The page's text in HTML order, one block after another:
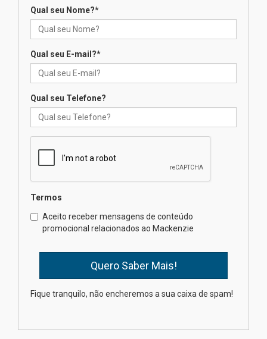
das novas tecnologias em
calouros do segundo semestre
04.08.2026
Brasília prepara seus
estudantes para o PAS antes
mesmo do Ensino Médio
na educação dos filhos além da
Qual seu Nome?*
Qual seu E-mail?*
Qual seu Telefone?
Termos
Aceito receber mensagens de conteúdo
promocional relacionados ao Mackenzie
Fique tranquilo, não encheremos a sua caixa de spam!